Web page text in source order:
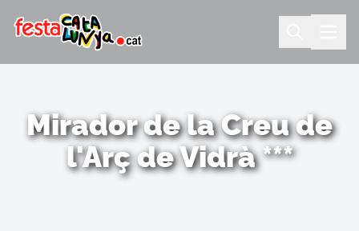
Mirador de la Creu de
l'Arç de Vidrà ***